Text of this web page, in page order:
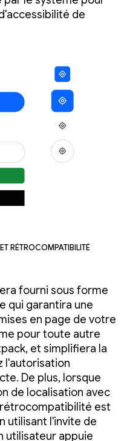
de
rétrocompatibilité
fourni sous forme
qui garantira une
en page de votre
pour toute autre
et simplifiera la
l'autorisation
De plus, lorsque
de localisation avec
est
utilisant l'invite de
utilisateur appuie